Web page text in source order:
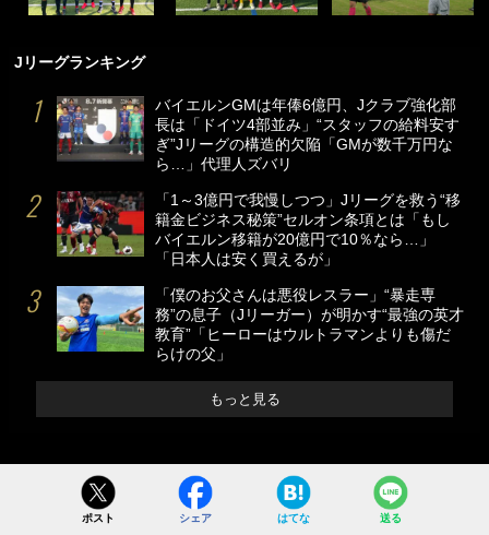
Jリーグランキング
バイエルンGMは年俸6億円、Jクラブ強化部
長は「ドイツ4部並み」“スタッフの給料安す
ぎ”Jリーグの構造的欠陥「GMが数千万円な
ら…」代理人ズバリ
「1～3億円で我慢しつつ」Jリーグを救う“移
籍金ビジネス秘策”セルオン条項とは「もし
バイエルン移籍が20億円で10％なら…」
「日本人は安く買えるが」
「僕のお父さんは悪役レスラー」“暴走専
務”の息子（Jリーガー）が明かす“最強の英才
教育”「ヒーローはウルトラマンよりも傷だ
らけの父」
もっと見る
ポスト シェア はてな 送る